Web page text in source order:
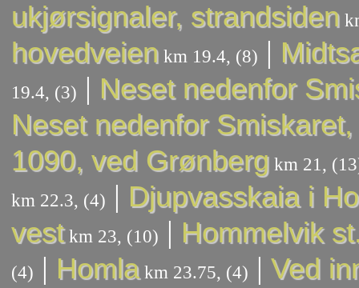
ukjørsignaler, strandsiden
hovedveien km 19.4, (8) |
19.4, (3) | Neset nedenfor
Neset nedenfor
1090, ved Grønberg km 21,
km 22.3, (4) | Djupvasskaia i
vestkm 23, (10) | Hommelvik
(4) | Homlakm 23.75, (4) | Ved